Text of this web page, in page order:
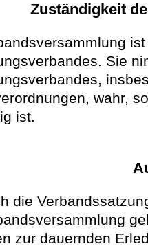
Zuständigkeit
Sie
wahr,
ist.
die
zur dauernden